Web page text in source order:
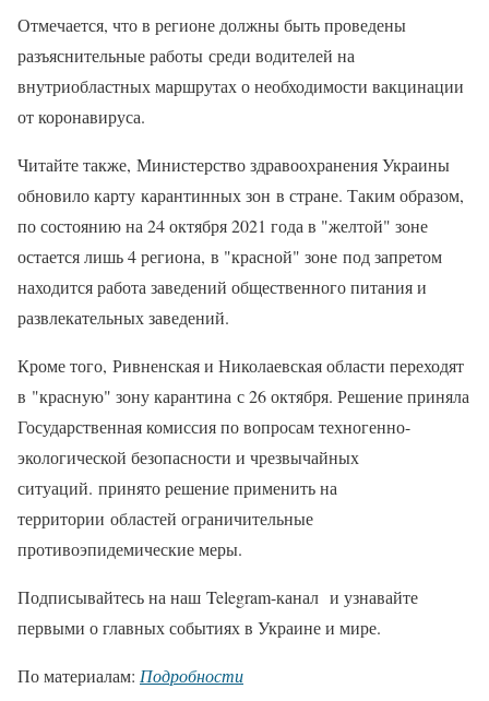
Отмечается, что в регионе должны быть проведены
разъяснительные работы среди водителей на
внутриобластных маршрутах о необходимости вакцинации
от коронавируса.
Читайте также, Министерство здравоохранения Украины
обновило карту карантинных зон в стране. Таким образом,
по состоянию на 24 октября 2021 года в "желтой" зоне
остается лишь 4 региона, в "красной" зоне под запретом
находится работа заведений общественного питания и
развлекательных заведений.
Кроме того, Ривненская и Николаевская области переходят
в "красную" зону карантина с 26 октября. Решение приняла
Государственная комиссия по вопросам техногенно-
экологической безопасности и чрезвычайных
ситуаций. принято решение применить на
территории областей ограничительные
противоэпидемические меры.
Подписывайтесь на наш Telegram-канал и узнавайте
первыми о главных событиях в Украине и мире.
По материалам: Подробности